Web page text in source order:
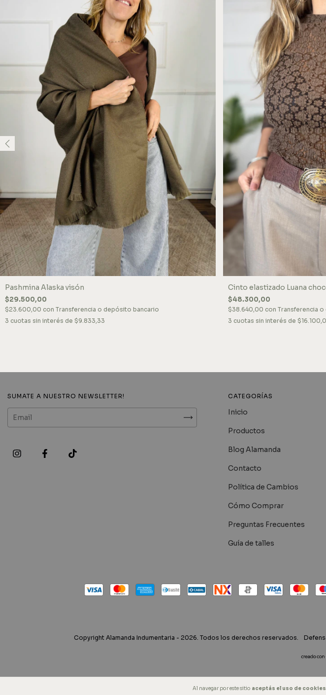
Al navegar por este sitio aceptás el uso de cookies
Pashmina Alaska visón
$29.500,00
$23.600,00 con Transferencia o depósito bancario
3 cuotas sin interés de $9.833,33
Cinto elastizado Luana
$48.300,00
$38.640,00 con Transferencia
3 cuotas sin interés de
SUMATE A NUESTRO NEWSLETTER! CATEGORÍAS
Inicio
Productos
Blog Alamanda
Contacto
Política de Cambios
Cómo Comprar
Preguntas Frecuentes
Guía de talles
Copyright Alamanda Indumentaria - 2026. Todos los derechos reservados.